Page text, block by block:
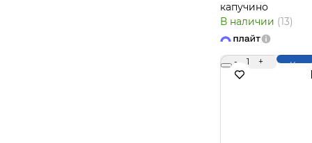
капучино
В наличии (13)
- 1 +